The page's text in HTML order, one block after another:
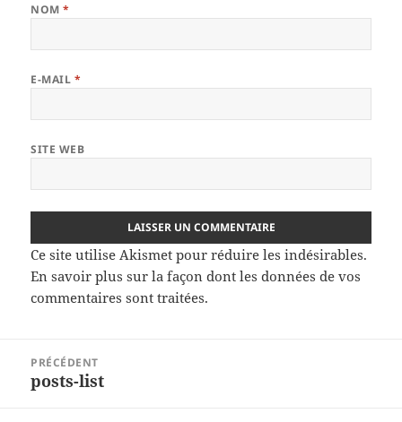
NOM*
E-MAIL *
SITE WEB
Ce site utilise Akismet pour réduire les indésirables.
En savoir plus sur la façon dont les données de vos
commentaires sont traitées.
l’article
PRÉCÉDENT
Article
posts-list